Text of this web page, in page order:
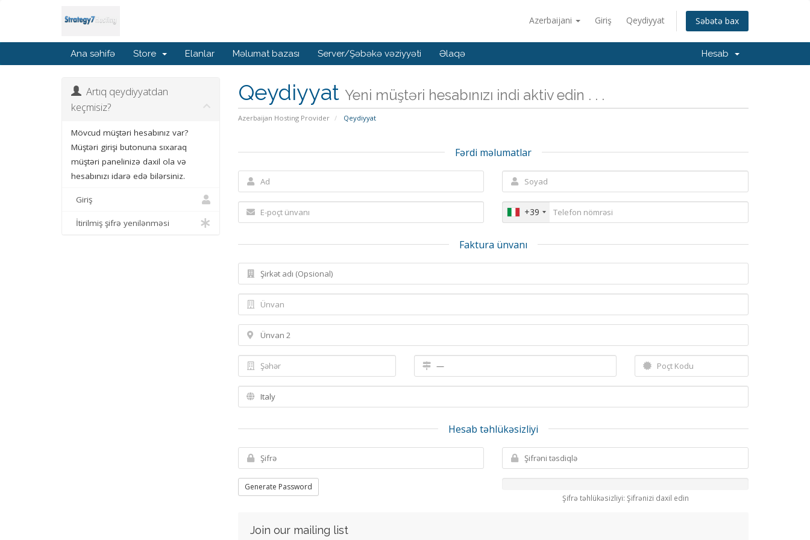
Azerbaijani Giriş Qeydiyyat Səbətə bax
Ana səhifə Store Elanlar Məlumat bazası Server/Şəbəkə vəziyyəti Əlaqə Hesab
Qeydiyyat Yeni müştəri hesabınızı indi aktiv edin . . .
Azerbaijan Hosting Provider Qeydiyyat
Artıq qeydiyyatdan
keçmisiz?
Mövcud müştəri hesabınız var?
Müştəri girişi butonuna sıxaraq
müştəri panelinizə daxil ola və
hesabınızı idarə edə bilərsiniz.
Giriş
İtirilmiş şifrə yenilənməsi
Fərdi məlumatlar
+39
Faktura ünvanı
Hesab təhlükəsizliyi
Generate Password
Şifrə təhlükəsizliyi: Şifrənizi daxil edin
Join our mailing list